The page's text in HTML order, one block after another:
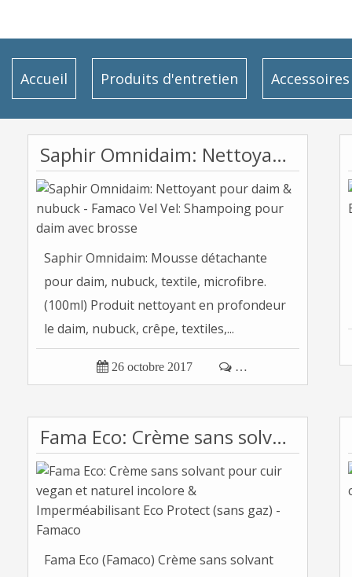
Accueil Produits d'entretien Accessoires
Saphir Omnidaim: Nettoyant pour daim & nubuck - Famaco Vel Vel: Shampoing pour daim avec brosse
Saphir Omnidaim: Mousse détachante
pour daim, nubuck, textile, microfibre.
(100ml) Produit nettoyant en profondeur
le daim, nubuck, crêpe, textiles,...
 26 octobre 2017  …
Fama Eco: Crème sans solvant pour cuir vegan et naturel incolore & Imperméabilisant Eco Protect (sans gaz) - Famaco
Fama Eco (Famaco) Crème sans solvant